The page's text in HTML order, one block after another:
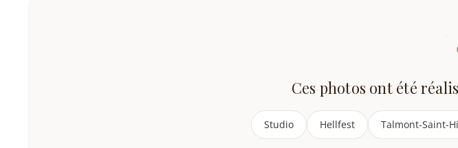
Ces photos ont été
Studio Hellfest Talmont-Saint-